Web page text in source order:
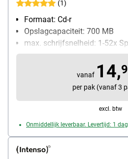
(1)
Formaat: Cd-r
Opslagcapaciteit: 700 MB
max. schrijfsnelheid: 1-52x
Bijzonderheden: geschikt
Inhoud per pak: 50 stuk(s)
vanaf 14,
per pak (vanaf 3
excl. btw
Onmiddellijk leverbaar. Levertijd: 1 dag